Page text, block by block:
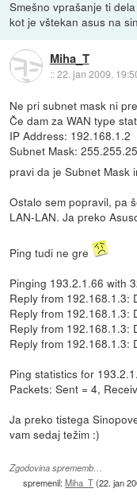
Smešno vprašanje ti
kot je vštekan asus na
Miha_T
::22. jan 2009,
Ne pri subnet mask ni
Če dam za WAN type
IP Address: 192.168.1.2
Subnet Mask:
pravi da je Subnet Mask
Ostalo sem popravil, pa
LAN-LAN. Ja preko
Ping tudi ne gre
Pinging 193.2.1.66 with
Reply from 192.168.1.3:
Reply from 192.168.1.3:
Reply from 192.168.1.3:
Reply from 192.168.1.3:
Ping statistics for
Packets: Sent = 4,
Ja preko tistega
vam sedaj težim :)
Zgodovina sprememb…
spremenil:Miha_T(22. jan